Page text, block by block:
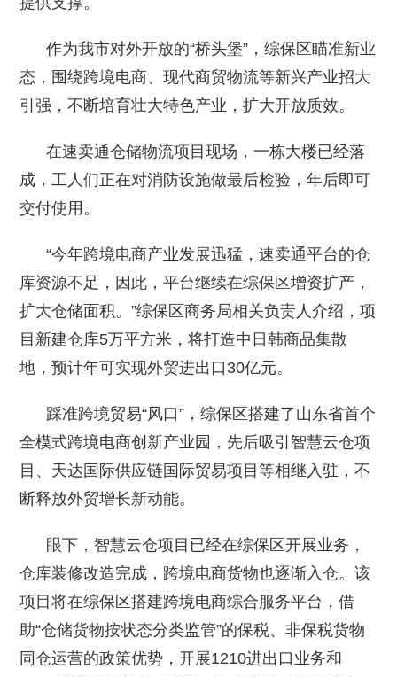
作为我市对外开放的“桥头堡”，综保区瞄准新业
态，围绕跨境电商、现代商贸物流等新兴产业招大
引强，不断培育壮大特色产业，扩大开放质效。
在速卖通仓储物流项目现场，一栋大楼已经落
成，工人们正在对消防设施做最后检验，年后即可
交付使用。
“今年跨境电商产业发展迅猛，速卖通平台的仓
库资源不足，因此，平台继续在综保区增资扩产，
扩大仓储面积。”综保区商务局相关负责人介绍，项
目新建仓库5万平方米，将打造中日韩商品集散
地，预计年可实现外贸进出口30亿元。
踩准跨境贸易“风口”，综保区搭建了山东省首个
全模式跨境电商创新产业园，先后吸引智慧云仓项
目、天达国际供应链国际贸易项目等相继入驻，不
断释放外贸增长新动能。
眼下，智慧云仓项目已经在综保区开展业务，
仓库装修改造完成，跨境电商货物也逐渐入仓。该
项目将在综保区搭建跨境电商综合服务平台，借
助“仓储货物按状态分类监管”的保税、非保税货物
同仓运营的政策优势，开展1210进出口业务和